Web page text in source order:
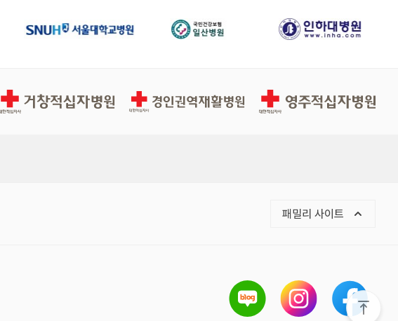
거창적십자병원 경인권역적십자병원 영주적십자병원
패밀리 사이트